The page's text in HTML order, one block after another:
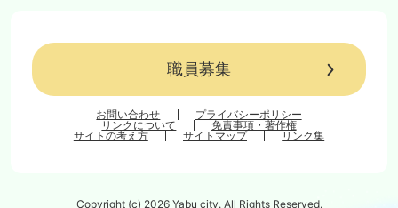
職員募集
お問い合わせ
プライバシーポリシー
リンクについて
免責事項・著作権
サイトの考え方
サイトマップ リンク集
Copyright (c) 2026 Yabu city. All Rights Reserved.